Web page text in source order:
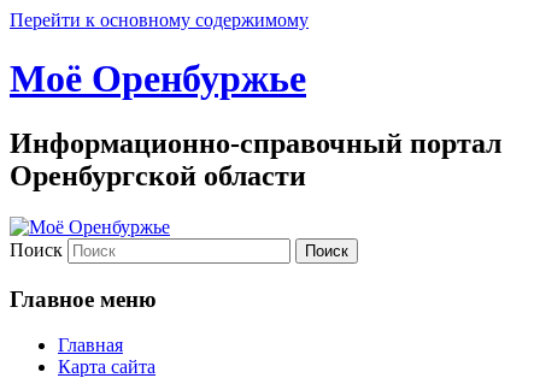
Перейти к основному содержимому
Моё Оренбуржье
Информационно-справочный портал
Оренбургской области
Поиск
Главное меню
Главная
Карта сайта